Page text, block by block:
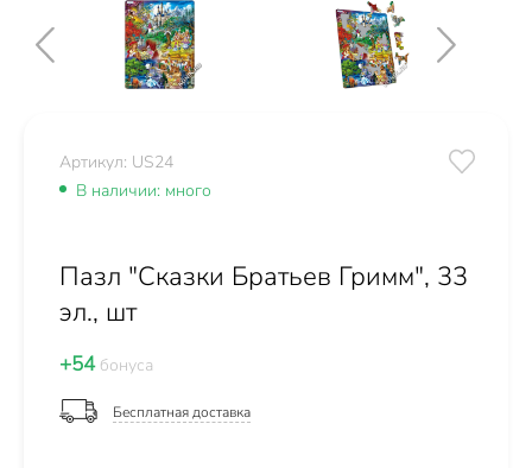
Артикул: US24
В наличии: много
Пазл "Сказки Братьев Гримм", 33
эл., шт
+54бонуса
Бесплатная доставка